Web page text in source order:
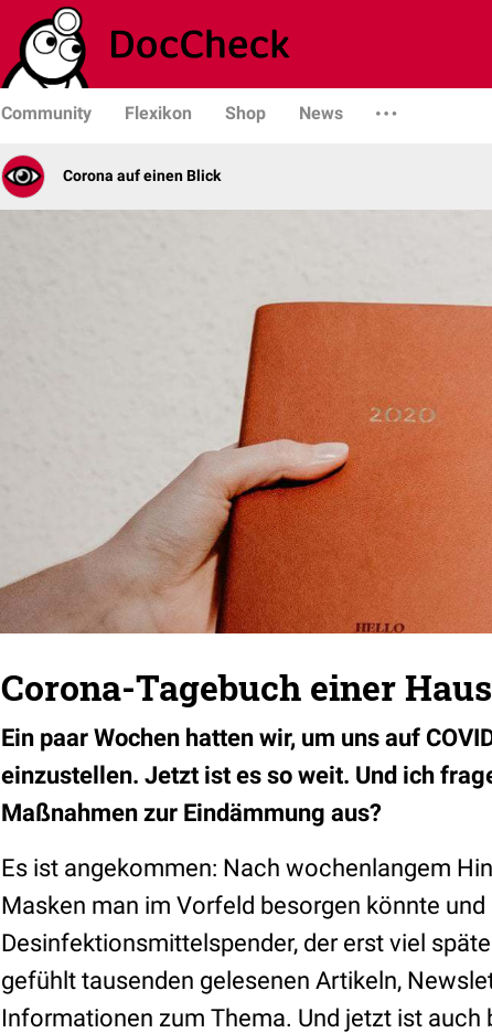
Community Flexikon Shop News
Corona auf einen Blick
Corona-Tagebuch einer
Ein paar Wochen hatten wir, um uns auf
einzustellen. Jetzt ist es so weit. Und ich
Maßnahmen zur Eindämmung aus?
Es ist angekommen: Nach wochenlangem
Masken man im Vorfeld besorgen könnte
Desinfektionsmittelspender, der erst viel
gefühlt tausenden gelesenen Artikeln,
Informationen zum Thema. Und jetzt ist auch